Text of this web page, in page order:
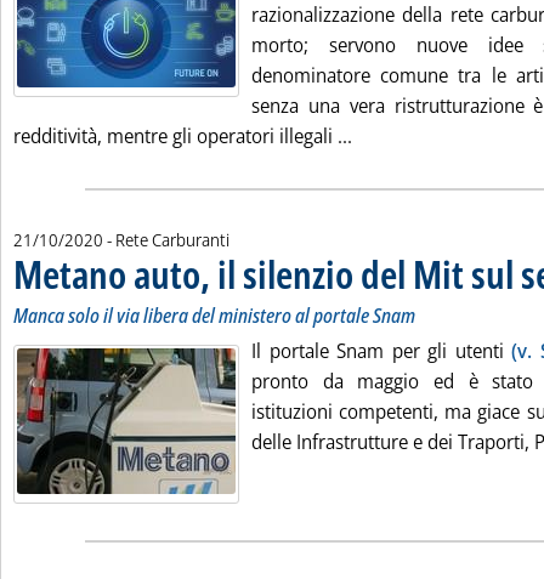
razionalizzazione della rete
morto; servono nuove
denominatore comune tra le
senza una vera ristrutturazione
redditività, mentre gli operatori illegali ...
21/10/2020 - Rete Carburanti
Metano auto, il silenzio del Mit sul
Manca solo il via libera del ministero al portale Snam
Il portale Snam per gli utenti(v.
pronto da maggio ed è
istituzioni competenti, ma giace
delle Infrastrutture e dei Traporti,